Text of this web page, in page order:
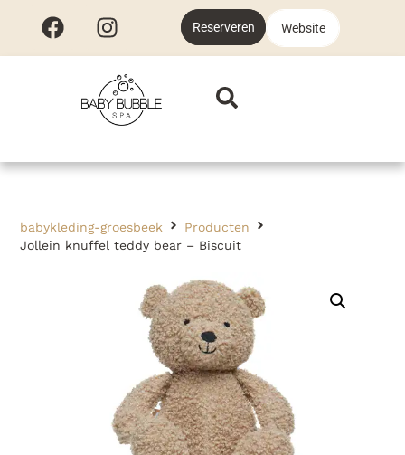
Reserveren Website
babykleding-groesbeek
Producten
Jollein knuffel teddy bear – Biscuit